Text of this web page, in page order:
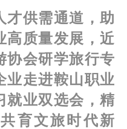
才供需通道，助
高质量发展，近
协会研学旅行专
业走进鞍山职业
就业双选会，精
育文旅时代新